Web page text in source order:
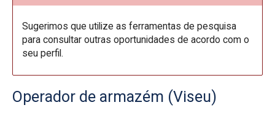
Sugerimos que utilize as ferramentas de pesquisa
para consultar outras oportunidades de acordo com o
seu perfil.
Operador de armazém (Viseu)